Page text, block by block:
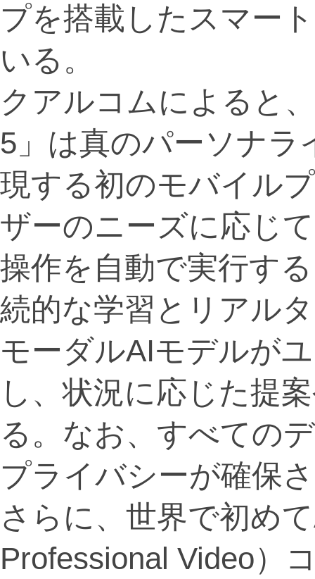
プを搭載したスマー
いる。
クアルコムによると
5」は真のパーソナラ
現する初のモバイル
ザーのニーズに応じ
操作を自動で実行す
続的な学習とリアル
モーダルAIモデルが
し、状況に応じた提
る。なお、すべての
プライバシーが確保
さらに、世界で初め
Professional Video）